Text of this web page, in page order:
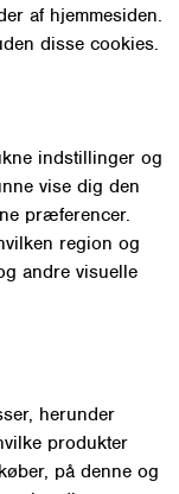
af hjemmesiden.
disse cookies.
indstillinger og
vise dig den
præferencer.
region og
andre visuelle
herunder
produkter
på denne og